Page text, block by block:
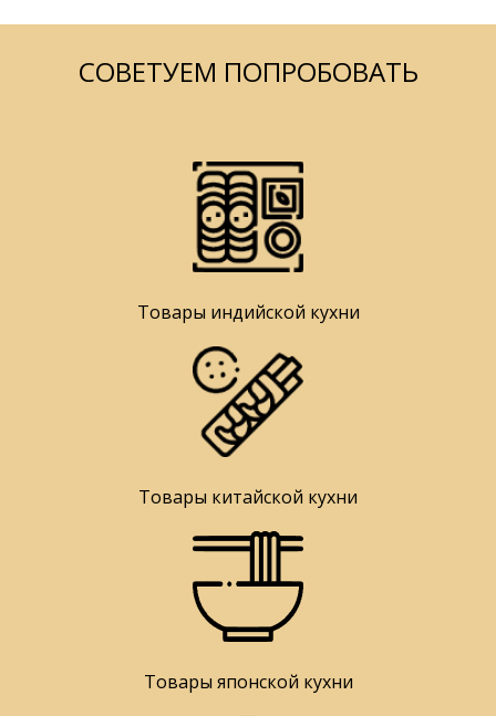
СОВЕТУЕМ ПОПРОБОВАТЬ
Товары индийской кухни
Товары китайской кухни
Товары японской кухни